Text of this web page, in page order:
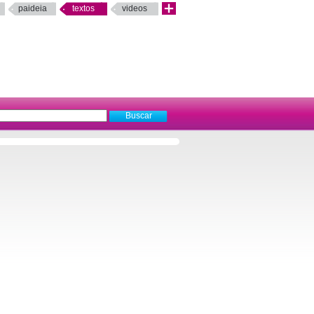
paideia textos videos